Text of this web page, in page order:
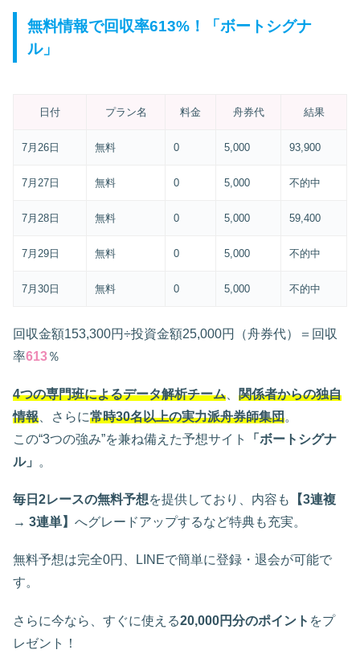
無料情報で回収率613%！「ボートシグナ
ル」
日付 プラン名 料金 舟券代 結果
7月26日 無料 0 5,000 93,900
7月27日 無料 0 5,000 不的中
7月28日 無料 0 5,000 59,400
7月29日 無料 0 5,000 不的中
7月30日 無料 0 5,000 不的中
回収金額153,300円÷投資金額25,000円（舟券代）＝回収
率613％
4つの専門班によるデータ解析チーム
関係者からの独自
情報 、さらに常時30名以上の実力派舟券師集団。
この“3つの強み”を兼ね備えた予想サイト
「ボートシグナ
ル」
。
毎日2レースの無料予想を提供しており、内容も
【3連複
→ 3連単】 へグレードアップするなど特典も充実。
無料予想は完全0円、LINEで簡単に登録・退会が可能で
す。
さらに今なら、すぐに使える20,000円分のポイント をプ
レゼント！